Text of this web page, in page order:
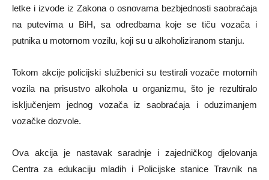
letke i izvode iz Zakona o osnovama bezbjednosti saobraćaja
na putevima u BiH, sa odredbama koje se tiču vozača i
putnika u motornom vozilu, koji su u alkoholiziranom stanju.
Tokom akcije policijski službenici su testirali vozače motornih
vozila na prisustvo alkohola u organizmu, što je rezultiralo
isključenjem jednog vozača iz saobraćaja i oduzimanjem
vozačke dozvole.
Ova akcija je nastavak saradnje i zajedničkog djelovanja
Centra za edukaciju mladih i Policijske stanice Travnik na